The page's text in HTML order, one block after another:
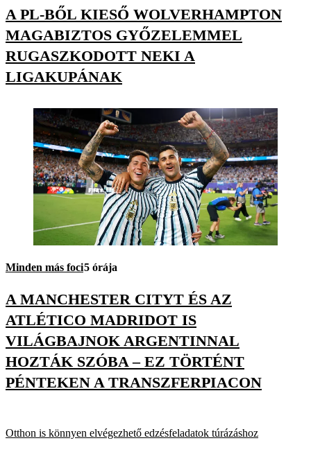
A PL-BŐL KIESŐ WOLVERHAMPTON
MAGABIZTOS GYŐZELEMMEL
RUGASZKODOTT NEKI A
LIGAKUPÁNAK
Minden más foci5 órája
A MANCHESTER CITYT ÉS AZ
ATLÉTICO MADRIDOT IS
VILÁGBAJNOK ARGENTINNAL
HOZTÁK SZÓBA – EZ TÖRTÉNT
PÉNTEKEN A TRANSZFERPIACON
Otthon is könnyen elvégezhető edzésfeladatok túrázáshoz